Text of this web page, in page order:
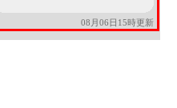
08月06日15時更新